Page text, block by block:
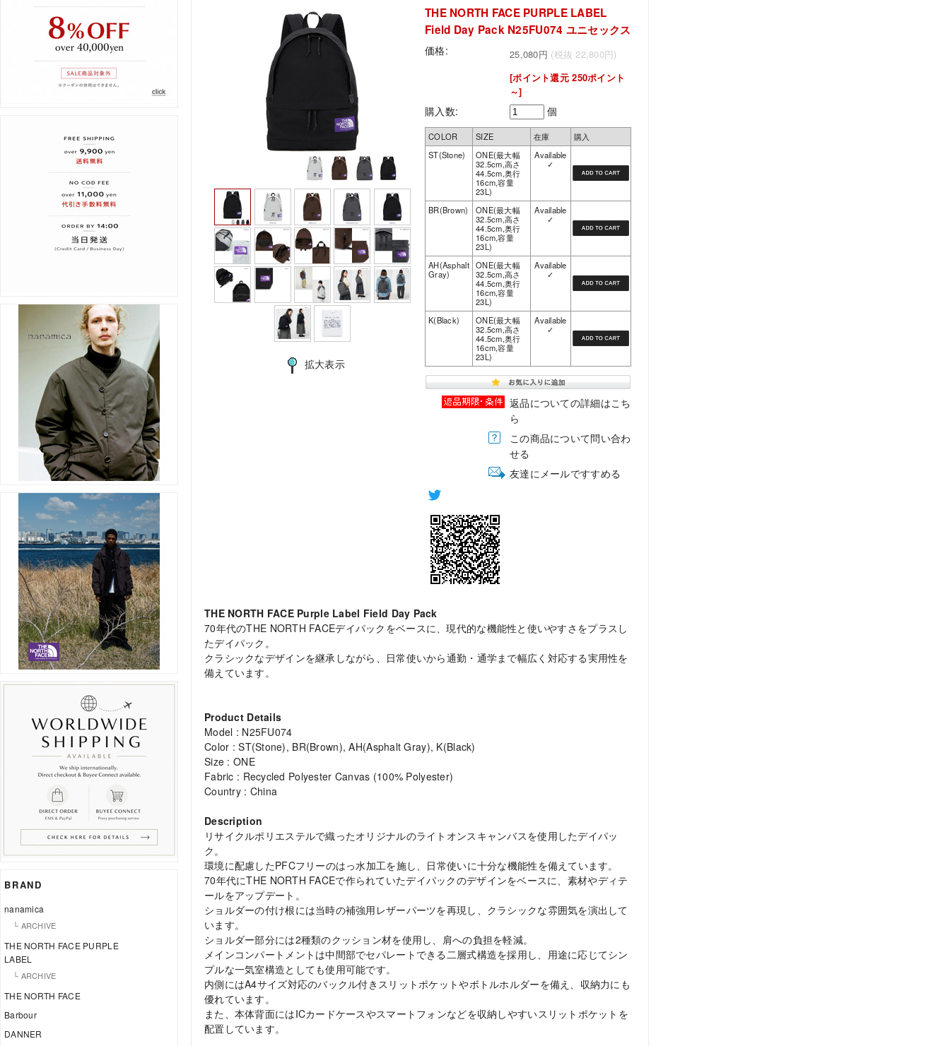
BRAND
nanamica
└ ARCHIVE
THE NORTH FACE PURPLE
LABEL
└ ARCHIVE
THE NORTH FACE
Barbour
DANNER
拡大表示
THE NORTH FACE PURPLE LABEL
Field Day Pack N25FU074 ユニセックス
価格: 25,080円 (税抜 22,800円)
[ポイント還元 250ポイント
～]
購入数: 個
COLOR SIZE 在庫
購入
ST(Stone)
ONE(最大幅
32.5cm,高さ
44.5cm,奥行
16cm,容量
23L)
Available
✓
BR(Brown)
ONE(最大幅
32.5cm,高さ
44.5cm,奥行
16cm,容量
23L)
Available
✓
AH(Asphalt
Gray)
ONE(最大幅
32.5cm,高さ
44.5cm,奥行
16cm,容量
23L)
Available
✓
K(Black)
ONE(最大幅
32.5cm,高さ
44.5cm,奥行
16cm,容量
23L)
Available
✓
返品についての詳細はこち
ら
この商品について問い合わ
せる
友達にメールですすめる
THE NORTH FACE Purple Label Field Day Pack
70年代のTHE NORTH FACEデイパックをベースに、現代的な機能性と使いやすさをプラスし
たデイパック。
クラシックなデザインを継承しながら、日常使いから通勤・通学まで幅広く対応する実用性を
備えています。
Product Details
Model : N25FU074
Color : ST(Stone), BR(Brown), AH(Asphalt Gray), K(Black)
Size : ONE
Fabric : Recycled Polyester Canvas (100% Polyester)
Country : China
Description
リサイクルポリエステルで織ったオリジナルのライトオンスキャンバスを使用したデイパッ
ク。
環境に配慮したPFCフリーのはっ水加工を施し、日常使いに十分な機能性を備えています。
70年代にTHE NORTH FACEで作られていたデイパックのデザインをベースに、素材やディテ
ールをアップデート。
ショルダーの付け根には当時の補強用レザーパーツを再現し、クラシックな雰囲気を演出して
います。
ショルダー部分には2種類のクッション材を使用し、肩への負担を軽減。
メインコンパートメントは中間部でセパレートできる二層式構造を採用し、用途に応じてシン
プルな一気室構造としても使用可能です。
内側にはA4サイズ対応のバックル付きスリットポケットやボトルホルダーを備え、収納力にも
優れています。
また、本体背面にはICカードケースやスマートフォンなどを収納しやすいスリットポケットを
配置しています。